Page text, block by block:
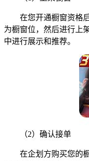
在您开通橱窗资格后
为橱窗位，然后进行上
中进行展示和推荐。
（2）确认接单
在企划方购买您的橱